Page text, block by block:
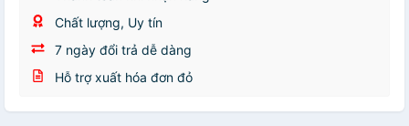
Chất lượng, Uy tín
7 ngày đổi trả dễ dàng
Hỗ trợ xuất hóa đơn đỏ